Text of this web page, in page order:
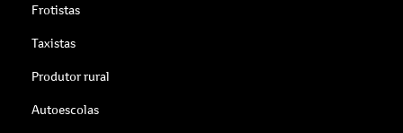
Frotistas
Taxistas
Produtor rural
Autoescolas